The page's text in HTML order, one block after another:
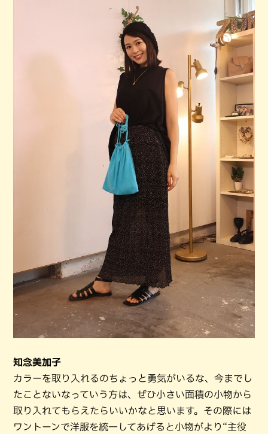
知念美加子
カラーを取り入れるのちょっと勇気がいるな、今までし
たことないなっていう方は、ぜひ小さい面積の小物から
取り入れてもらえたらいいかなと思います。その際には
ワントーンで洋服を統一してあげると小物がより“主役